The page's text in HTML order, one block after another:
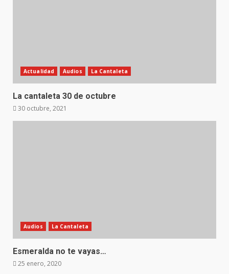
Actualidad Audios La Cantaleta
La cantaleta 30 de octubre
30 octubre, 2021
Audios La Cantaleta
Esmeralda no te vayas…
25 enero, 2020